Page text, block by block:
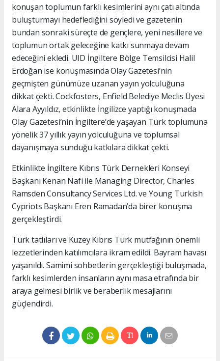
konuşan toplumun farklı kesimlerini aynı çatı altında
buluşturmayı hedeflediğini söyledi ve gazetenin
bundan sonraki süreçte de gençlere, yeni nesillere ve
toplumun ortak geleceğine katkı sunmaya devam
edeceğini ekledi. UID İngiltere Bölge Temsilcisi Halil
Erdoğan ise konuşmasında Olay Gazetesi’nin
geçmişten günümüze uzanan yayın yolculuğuna
dikkat çekti. Cockfosters, Enfield Belediye Meclis Üyesi
Alara Ayyıldız, etkinlikte İngilizce yaptığı konuşmada
Olay Gazetesi’nin İngiltere’de yaşayan Türk toplumuna
yönelik 37 yıllık yayın yolculuğuna ve toplumsal
dayanışmaya sunduğu katkılara dikkat çekti.
Etkinlikte İngiltere Kıbrıs Türk Dernekleri Konseyi
Başkanı Kenan Nafi ile Managing Director, Charles
Ramsden Consultancy Services Ltd. ve Young Turkish
Cypriots Başkanı Eren Ramadan’da birer konuşma
gerçekleştirdi.
Türk tatlıları ve Kuzey Kıbrıs Türk mutfağının önemli
lezzetlerinden katılımcılara ikram edildi. Bayram havası
yaşanıldı. Samimi sohbetlerin gerçekleştiği buluşmada,
farklı kesimlerden insanların aynı masa etrafında bir
araya gelmesi birlik ve beraberlik mesajlarını
güçlendirdi.